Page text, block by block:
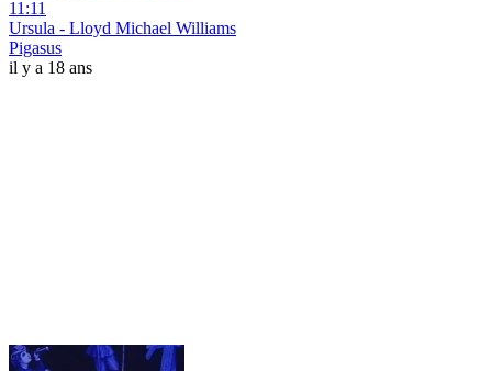
11:11
Ursula - Lloyd Michael Williams
Pigasus
il y a 18 ans